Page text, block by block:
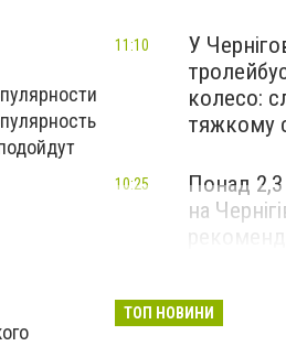
У
колесо:
тяжкому
11:10
Понад 2,3
на
серпня
10:25
ТОП НОВИНИ